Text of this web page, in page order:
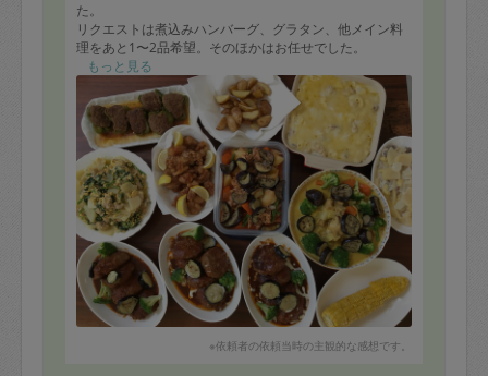
た。
リクエストは煮込みハンバーグ、グラタン、他メイン料
理をあと1〜2品希望。そのほかはお任せでした。
食材をかなり購入しておいたので、余るかな？と思った
らすべて使いこなしていただき嬉しかったです。
時間のかかるメイン料理を何品も希望したので、品数は
我が家は十分なくらいです。
まだ一部しか食べていませんが、どれも美味しかったで
す。
遠い中ありがとうございます。
もっと見る
※依頼者の依頼当時の主観的な感想です。